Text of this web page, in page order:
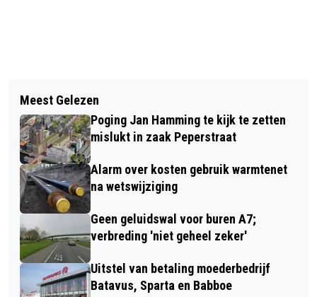
MORGEN START METEOROLOGISCHE
ZOMER MET DIP IN TEMPERATUUR
DODELIJKE STEEKPARTIJ BIJ HOTEL
VAN DER VALK IN AKERSLOOT
Meest Gelezen
Poging Jan Hamming te kijk te zetten
mislukt in zaak Peperstraat
Alarm over kosten gebruik warmtenet
na wetswijziging
Geen geluidswal voor buren A7;
verbreding 'niet geheel zeker'
Uitstel van betaling moederbedrijf
Batavus, Sparta en Babboe